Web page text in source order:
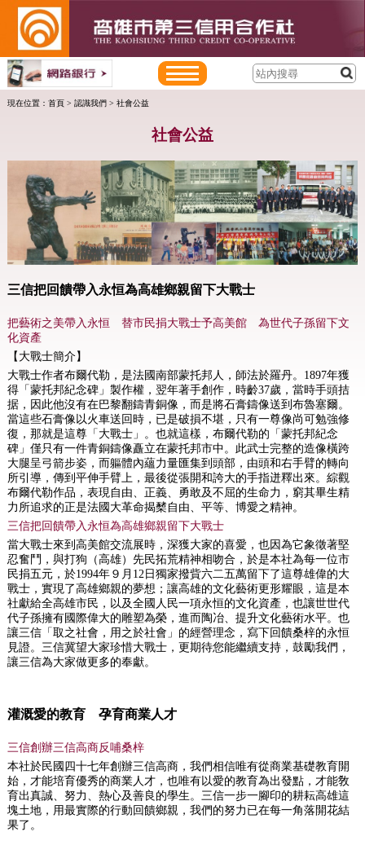
現在位置： 首頁> 認識我們> 社會公益
社會公益
三信把回饋帶入永恒為高雄鄉親留下大戰士
把藝術之美帶入永恒 替市民捐大戰士予高美館 為世代子孫留下文
化資產
【大戰士簡介】
大戰士作者布爾代勒，是法國南部蒙托邦人，師法於羅丹。1897年獲
得「蒙托邦紀念碑」製作權，翌年著手創作，時齡37歲，當時手頭拮
据，因此他沒有在巴黎翻鑄青銅像，而是將石膏鑄像送到布魯塞爾。
當這些石膏像以火車送回時，已是破損不堪，只有一尊像尚可勉強修
復，那就是這尊「大戰士」。也就這樣，布爾代勒的「蒙托邦紀念
碑」僅只有一件青銅鑄像矗立在蒙托邦市中。此武士完整的造像橫跨
大腿呈弓箭步姿，而軀體內蘊力量匯集到頭部，由頭和右手臂的轉向
所引導，傳到平伸手臂上，最後從張開和誇大的手指迸釋出來。綜觀
布爾代勒作品，表現自由、正義、勇敢及不屈的生命力，窮其畢生精
力所追求的正是法國大革命揭櫫自由、平等、博愛之精神。
三信把回饋帶入永恒為高雄鄉親留下大戰士
當大戰士來到高美館交流展時，深獲大家的喜愛，也因為它象徵著堅
忍奮鬥，與打狗（高雄）先民拓荒精神相吻合，於是本社為每一位市
民捐五元，於1994年９月12日獨家撥貲六二五萬留下了這尊雄偉的大
戰士，實現了高雄鄉親的夢想；讓高雄的文化藝術更形耀眼，這是本
社獻給全高雄市民，以及全國人民一項永恒的文化資產，也讓世世代
代子孫擁有國際偉大的雕塑為榮，進而陶冶、提升文化藝術水平。也
讓三信「取之社會，用之於社會」的經營理念，寫下回饋桑梓的永恒
見證。三信冀望大家珍惜大戰士，更期待您能繼續支持，鼓勵我們，
讓三信為大家做更多的奉獻。
灌溉愛的教育 孕育商業人才
三信創辦三信高商反哺桑梓
本社於民國四十七年創辦三信高商，我們相信唯有從商業基礎教育開
始，才能培育優秀的商業人才，也唯有以愛的教育為出發點，才能敎
育出真誠、努力、熱心及善良的學生。三信一步一腳印的耕耘高雄這
塊土地，用最實際的行動回饋鄉親，我們的努力已在每一角落開花結
果了。